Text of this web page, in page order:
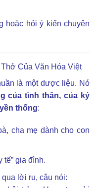
hoặc hỏi ý kiến chuyên
Của Văn Hóa Việt
là một dược liệu. Nó
của tình thân, của ký
thống:
cha mẹ dành cho con
tế” gia đình.
lời ru, câu nói: